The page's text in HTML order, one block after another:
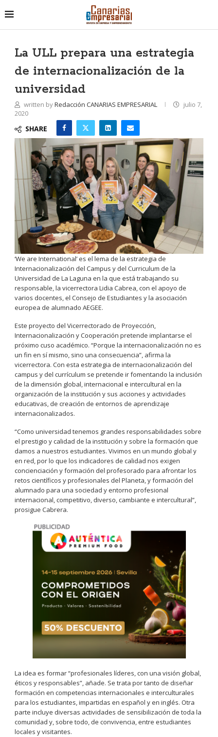
La ULL prepara una estrategia
de internacionalización de la
universidad
written byRedacción CANARIAS EMPRESARIAL
julio 7,
2020
SHARE
‘We are International’ es el lema de la estrategia de
Internacionalización del Campus y del Curriculum de la
Universidad de La Laguna en la que está trabajando su
responsable, la vicerrectora Lidia Cabrea, con el apoyo de
varios docentes, el Consejo de Estudiantes y la asociación
europea de alumnado AEGEE.
Este proyecto del Vicerrectorado de Proyección,
Internacionalización y Cooperación pretende implantarse el
próximo cuso académico. “Porque la internacionalización no es
un fin en sí mismo, sino una consecuencia”, afirma la
vicerrectora. Con esta estrategia de internacionalización del
campus y del currículum se pretende ir fomentando la inclusión
de la dimensión global, internacional e intercultural en la
organización de la institución y sus acciones y actividades
educativas, de creación de entornos de aprendizaje
internacionalizados.
“Como universidad tenemos grandes responsabilidades sobre
el prestigio y calidad de la institución y sobre la formación que
damos a nuestros estudiantes. Vivimos en un mundo global y
en red, por lo que los indicadores de calidad nos exigen
concienciación y formación del profesorado para afrontar los
retos científicos y profesionales del Planeta, y formación del
alumnado para una sociedad y entorno profesional
internacional, competitivo, diverso, cambiante e intercultural”,
prosigue Cabrera.
La idea es formar “profesionales líderes, con una visión global,
éticos y responsables”, añade. Se trata por tanto de diseñar
formación en competencias internacionales e interculturales
para los estudiantes, impartidas en español y en inglés. Otra
parte incluye diversas actividades de sensibilización de toda la
comunidad y, sobre todo, de convivencia, entre estudiantes
locales y visitantes.